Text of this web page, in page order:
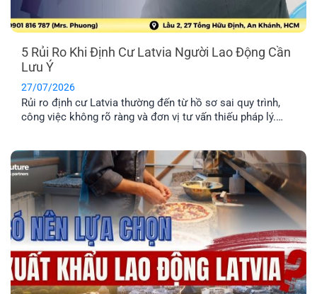
5 Rủi Ro Khi Định Cư Latvia Người Lao Động Cần
Lưu Ý
27/07/2026
Rủi ro định cư Latvia thường đến từ hồ sơ sai quy trình,
công việc không rõ ràng và đơn vị tư vấn thiếu pháp lý.